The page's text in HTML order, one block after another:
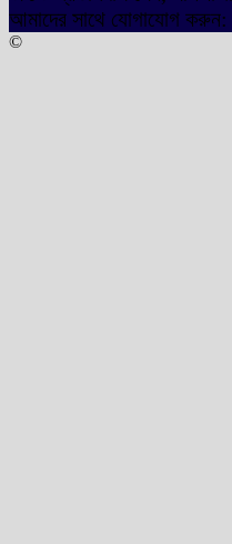
আমাদের সাথে যোগাযোগ করুন:
©